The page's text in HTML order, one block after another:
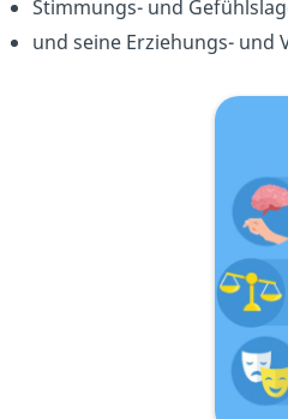
Stimmungs- und
und seine Erziehungs- und